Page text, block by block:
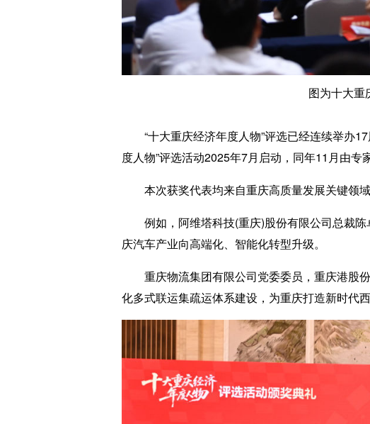
图为十大重
“十大重庆经济年度人物”评选已经连续举办17
度人物”评选活动2025年7月启动，同年11月由专
本次获奖代表均来自重庆高质量发展关键领域
例如，阿维塔科技(重庆)股份有限公司总裁陈
庆汽车产业向高端化、智能化转型升级。
重庆物流集团有限公司党委委员，重庆港股份
化多式联运集疏运体系建设，为重庆打造新时代